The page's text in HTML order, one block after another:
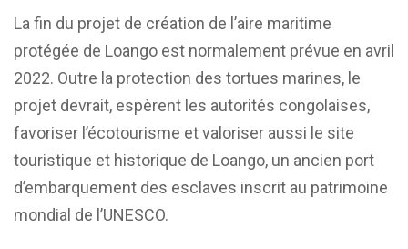
La fin du projet de création de l’aire maritime
protégée de Loango est normalement prévue en avril
2022. Outre la protection des tortues marines, le
projet devrait, espèrent les autorités congolaises,
favoriser l’écotourisme et valoriser aussi le site
touristique et historique de Loango, un ancien port
d’embarquement des esclaves inscrit au patrimoine
mondial de l’UNESCO.